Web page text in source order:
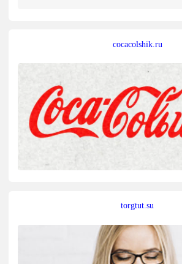
cocacolshik.ru
torgtut.su